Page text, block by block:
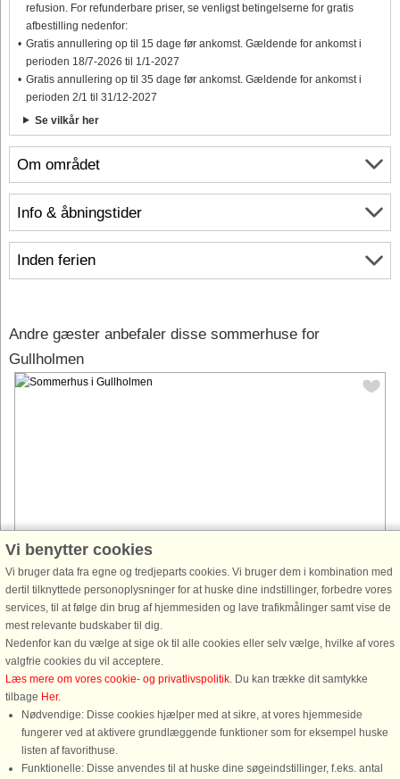
Om området
Info & åbningstider
Inden ferien
refusion. For refunderbare priser, se venligst betingelserne for gratis
afbestilling nedenfor:
Gratis annullering op til 15 dage før ankomst. Gældende for ankomst i
perioden 18/7-2026 til 1/1-2027
Gratis annullering op til 35 dage før ankomst. Gældende for ankomst i
perioden 2/1 til 31/12-2027
Se vilkår her
Andre gæster anbefaler disse sommerhuse for
Gullholmen
Hus nr: 64841
Gullholmen
2 personer, 15 m²
200 m til kyst.
Liten mysig stuga på vackra ön Gullholmen på Västkusten. Trevlig altan
utanför med milsvid havsutsikt i flera väderstäck. Riktigt trevligt
sommarboende för 2 vuxna alternativt 1 vuxen + 1 barn. Är ni fler ...
fra 1.475 DKK
Vi benytter cookies
Vi bruger data fra egne og tredjeparts cookies. Vi bruger dem i kombination med
dertil tilknyttede personoplysninger for at huske dine indstillinger, forbedre vores
services, til at følge din brug af hjemmesiden og lave trafikmålinger samt vise de
mest relevante budskaber til dig.
Nedenfor kan du vælge at sige ok til alle cookies eller selv vælge, hvilke af vores
valgfrie cookies du vil acceptere.
Læs mere om vores cookie- og privatlivspolitik. Du kan trække dit samtykke
tilbage Her.
Nødvendige: Disse cookies hjælper med at sikre, at vores hjemmeside
fungerer ved at aktivere grundlæggende funktioner som for eksempel huske
listen af favorithuse.
Funktionelle: Disse anvendes til at huske dine søgeindstillinger, f.eks. antal